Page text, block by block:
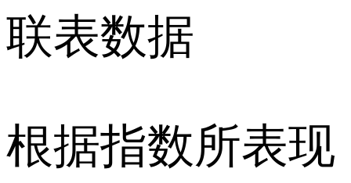
联表数据
根据指数所表现